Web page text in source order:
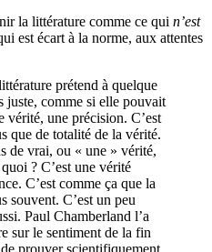
la littérature comme ce qui n’est
est écart à la norme, aux attentes
prétend à quelque
juste, comme si elle pouvait
vérité, une précision. C’est
que de totalité de la vérité.
de vrai, ou « une » vérité,
? C’est une vérité
C’est comme ça que la
souvent. C’est un peu
Paul Chamberland l’a
sur le sentiment de la fin